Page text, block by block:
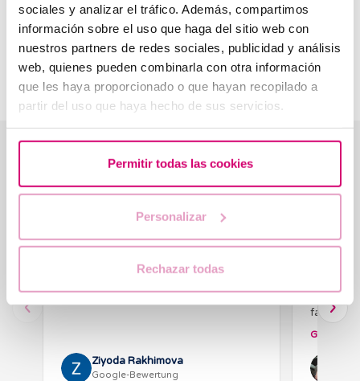
sociales y analizar el tráfico. Además, compartimos
información sobre el uso que haga del sitio web con
nuestros partners de redes sociales, publicidad y análisis
web, quienes pueden combinarla con otra información
que les haya proporcionado o que hayan recopilado a
partir del uso que haya hecho de sus servicios.
Permitir todas las cookies
Personalizar
Rechazar todas
medizinischen Fortschritte sehr vielversprechend ist.
Gleichzeitig glaube ich, dass wahre Exzellenz darin besteht,
Innovation und menschliche Begleitung miteinander zu
verbinden, damit jeder Patient seinem Traum von einer
Familie ein Stück näherkommen kann.
★★★★★
Gute Beratung und Unterstützung.
Ziyoda Rakhimova
Google-Bewertung
möchte
fachlich
Traum…
Ganze